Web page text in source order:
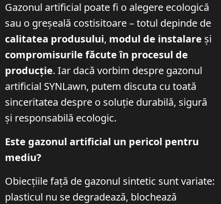
Gazonul artificial poate fi o alegere ecologică
sau o greșeală costisitoare – totul depinde de
calitatea produsului, modul de instalare și
compromisurile făcute în procesul de
producție. Iar dacă vorbim despre gazonul
artificial SYNLawn, putem discuta cu toată
sinceritatea despre o soluție durabilă, sigură
și responsabilă ecologic.
Este gazonul artificial un pericol pentru
mediu?
Obiecțiile față de gazonul sintetic sunt variate:
plasticul nu se degradează, blochează